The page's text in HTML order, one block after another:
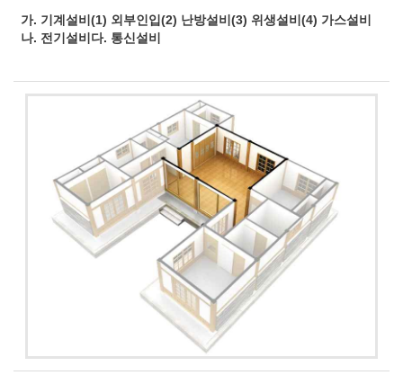
가. 기계설비(1) 외부인입(2) 난방설비(3) 위생설비(4) 가스설비
나. 전기설비다. 통신설비